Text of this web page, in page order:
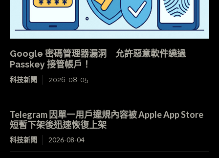
Google 密碼管理器漏洞 允許惡意軟件繞過
Passkey 接管帳戶！
科技新聞 2026-08-05
Telegram 因單一用戶違規內容被 Apple App Store
短暫下架後迅速恢復上架
科技新聞 2026-08-04